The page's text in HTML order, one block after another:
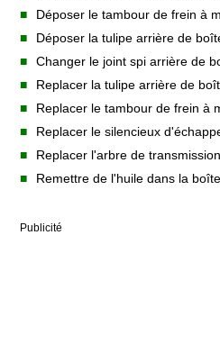
■
Déposer le tambour de frein à
■
Déposer la tulipe arrière de
■
Changer le joint spi arrière de
■
Replacer la tulipe arrière de
■
Replacer le tambour de frein à
■
Replacer le silencieux
■
Replacer l'arbre de
■
Remettre de l'huile dans la
Publicité